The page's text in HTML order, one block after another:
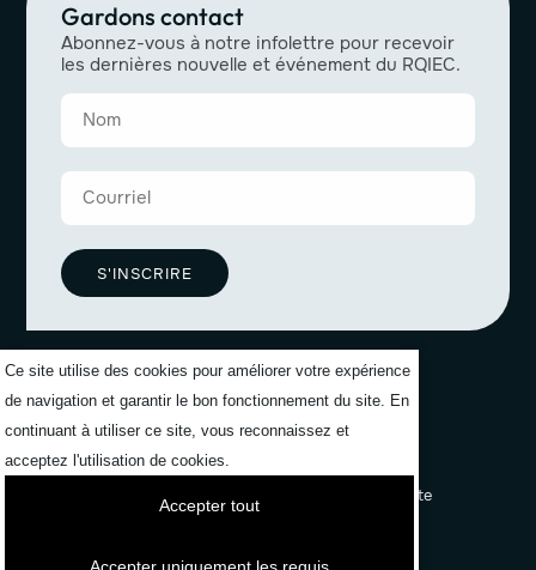
Gardons contact
Abonnez-vous à notre infolettre pour recevoir
les dernières nouvelle et événement du RQIEC.
S'INSCRIRE
Politiques de confidentialité Formuler une plainte
Ce site utilise des cookies pour améliorer votre expérience
de navigation et garantir le bon fonctionnement du site. En
continuant à utiliser ce site, vous reconnaissez et
acceptez l'utilisation de cookies.
Accepter tout
Accepter uniquement les requis